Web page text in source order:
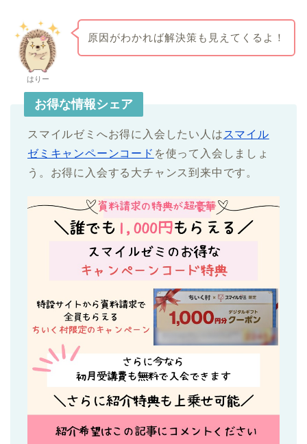
はりー
原因がわかれば解決策も見えてくるよ！
お得な情報シェア
スマイルゼミへお得に入会したい人は スマイル
ゼミキャンペーンコード を使って入会しましょ
う。お得に入会する大チャンス到来中です。